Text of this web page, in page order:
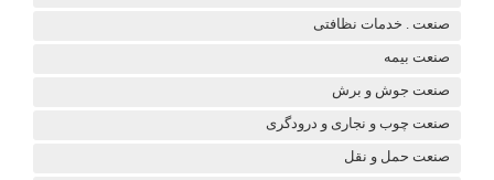
صنعت . خدمات نظافتی
صنعت بیمه
صنعت جوش و برش
صنعت چوب و نجاری و درودگری
صنعت حمل و نقل